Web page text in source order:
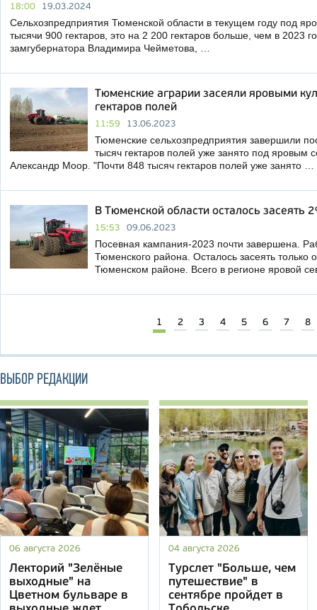
18:00 19.03.2024
Сельхозпредприятия Тюменской области в текущем году под
тысячи 900 гектаров, это на 2 200 гектаров больше, чем в 2023
замгубернатора Владимира Чейметова, …
Тюменские аграрии засеяли яровыми
гектаров полей
11:59 13.06.2023
Тюменские сельхозпредприятия завершили
тысяч гектаров полей уже занято под яровым
Александр Моор. "Почти 848 тысяч гектаров полей уже занято …
В Тюменской области осталось засеять
15:53 09.06.2023
Посевная кампания-2023 почти завершена.
Тюменского района. Осталось засеять только
Тюменском районе. Всего в регионе яровой
1 2 3 4 5 6 7 8
ВЫБОР РЕДАКЦИИ
06 августа 2026
Лекторий "Зелёные
выходные" на
Цветном бульваре в
04 августа 2026
Турслет "Больше, чем
путешествие" в
сентябре пройдет в